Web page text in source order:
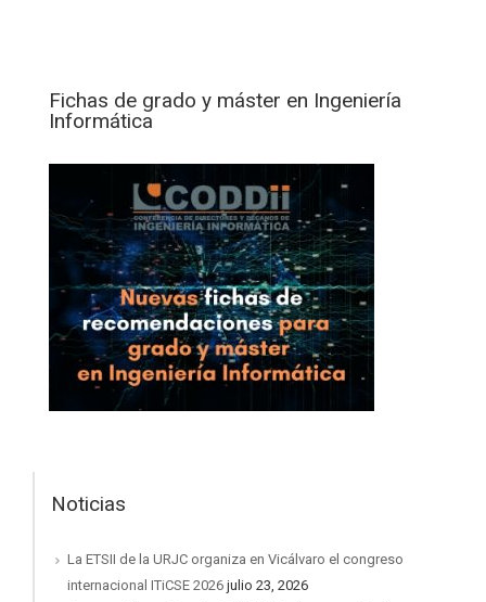
Fichas de grado y máster en Ingeniería
Informática
Noticias
La ETSII de la URJC organiza en Vicálvaro el congreso
internacional ITiCSE 2026 julio 23, 2026